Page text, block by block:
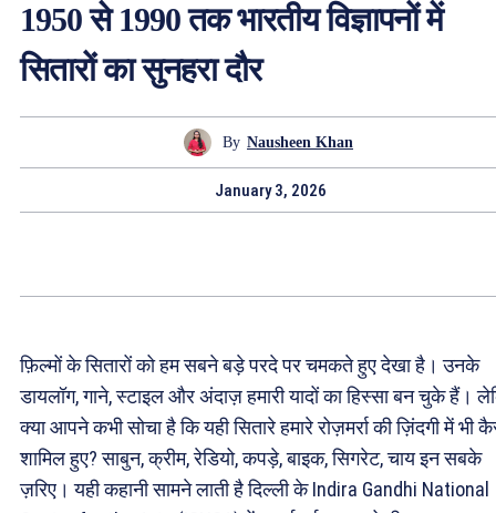
1950 से 1990 तक भारतीय विज्ञापनों में
सितारों का सुनहरा दौर
By Nausheen Khan
January 3, 2026
फ़िल्मों के सितारों को हम सबने बड़े परदे पर चमकते हुए देखा है। उनके
डायलॉग, गाने, स्टाइल और अंदाज़ हमारी यादों का हिस्सा बन चुके हैं।
क्या आपने कभी सोचा है कि यही सितारे हमारे रोज़मर्रा की ज़िंदगी में भी
शामिल हुए? साबुन, क्रीम, रेडियो, कपड़े, बाइक, सिगरेट, चाय इन सबके
ज़रिए। यही कहानी सामने लाती है दिल्ली के Indira Gandhi National